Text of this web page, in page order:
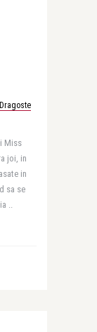
Miss
joi, in
in
sa se
..